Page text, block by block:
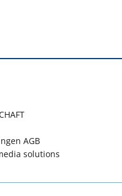
AGB
solutions